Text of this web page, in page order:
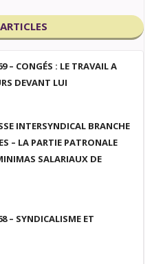
– CONGÉS : LE TRAVAIL A
DEVANT LUI
INTERSYNDICAL BRANCHE
– LA PARTIE PATRONALE
SALARIAUX DE
– SYNDICALISME ET